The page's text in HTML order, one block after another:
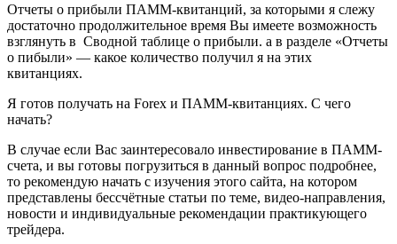
Отчеты о прибыли ПАММ-квитанций, за которыми я слежу
достаточно продолжительное время Вы имеете возможность
взглянуть в Сводной таблице о прибыли. а в разделе «Отчеты
о пибыли» — какое количество получил я на этих
квитанциях.
Я готов получать на Forex и ПАММ-квитанциях. С чего
начать?
В случае если Вас заинтересовало инвестирование в ПАММ-
счета, и вы готовы погрузиться в данный вопрос подробнее,
то рекомендую начать с изучения этого сайта, на котором
представлены бессчётные статьи по теме, видео-направления,
новости и индивидуальные рекомендации практикующего
трейдера.